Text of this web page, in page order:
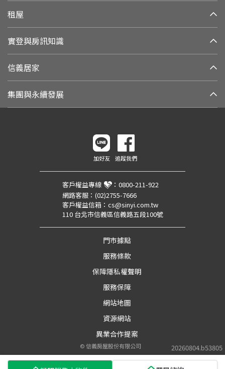
租屋
實登與房訊知識
信義居家
集團與永續發展
20260804.b53805
加好友 追蹤我們
客戶權益專線 ： 0800-211-922
網路客服： (02)2755-7666
客戶權益信箱： cs@sinyi.com.tw
110 台北市信義區信義路五段100號
門市據點
服務條款
保障隱私權聲明
服務保障
網站地圖
資源網站
異業合作提案
©信義房屋股份有限公司